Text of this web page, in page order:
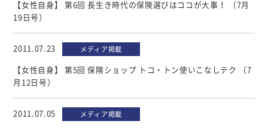
【女性自身】 第6回 長生き時代の保険選びはココが大事！ （7月
19日号）
2011.07.23 メディア掲載
【女性自身】 第5回 保険ショップ トコ・トン使いこなしテク （7
月12日号）
2011.07.05 メディア掲載